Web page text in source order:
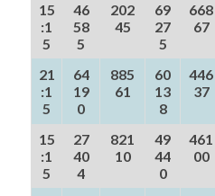
15
:1
5
46
58
5
202
45
69
27
5
668
67
21
:1
5
64
19
0
885
61
60
13
8
446
37
15
:1
5
27
40
4
821
10
49
44
0
461
00